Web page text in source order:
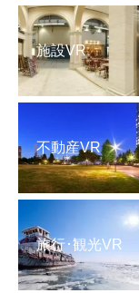
施設VR
不動産VR
旅行･観光VR